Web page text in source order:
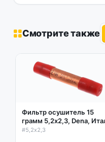
Смотрите также
Фильтр осушитель 15
грамм 5,2х2,3, Dena,
#5,2х2,3